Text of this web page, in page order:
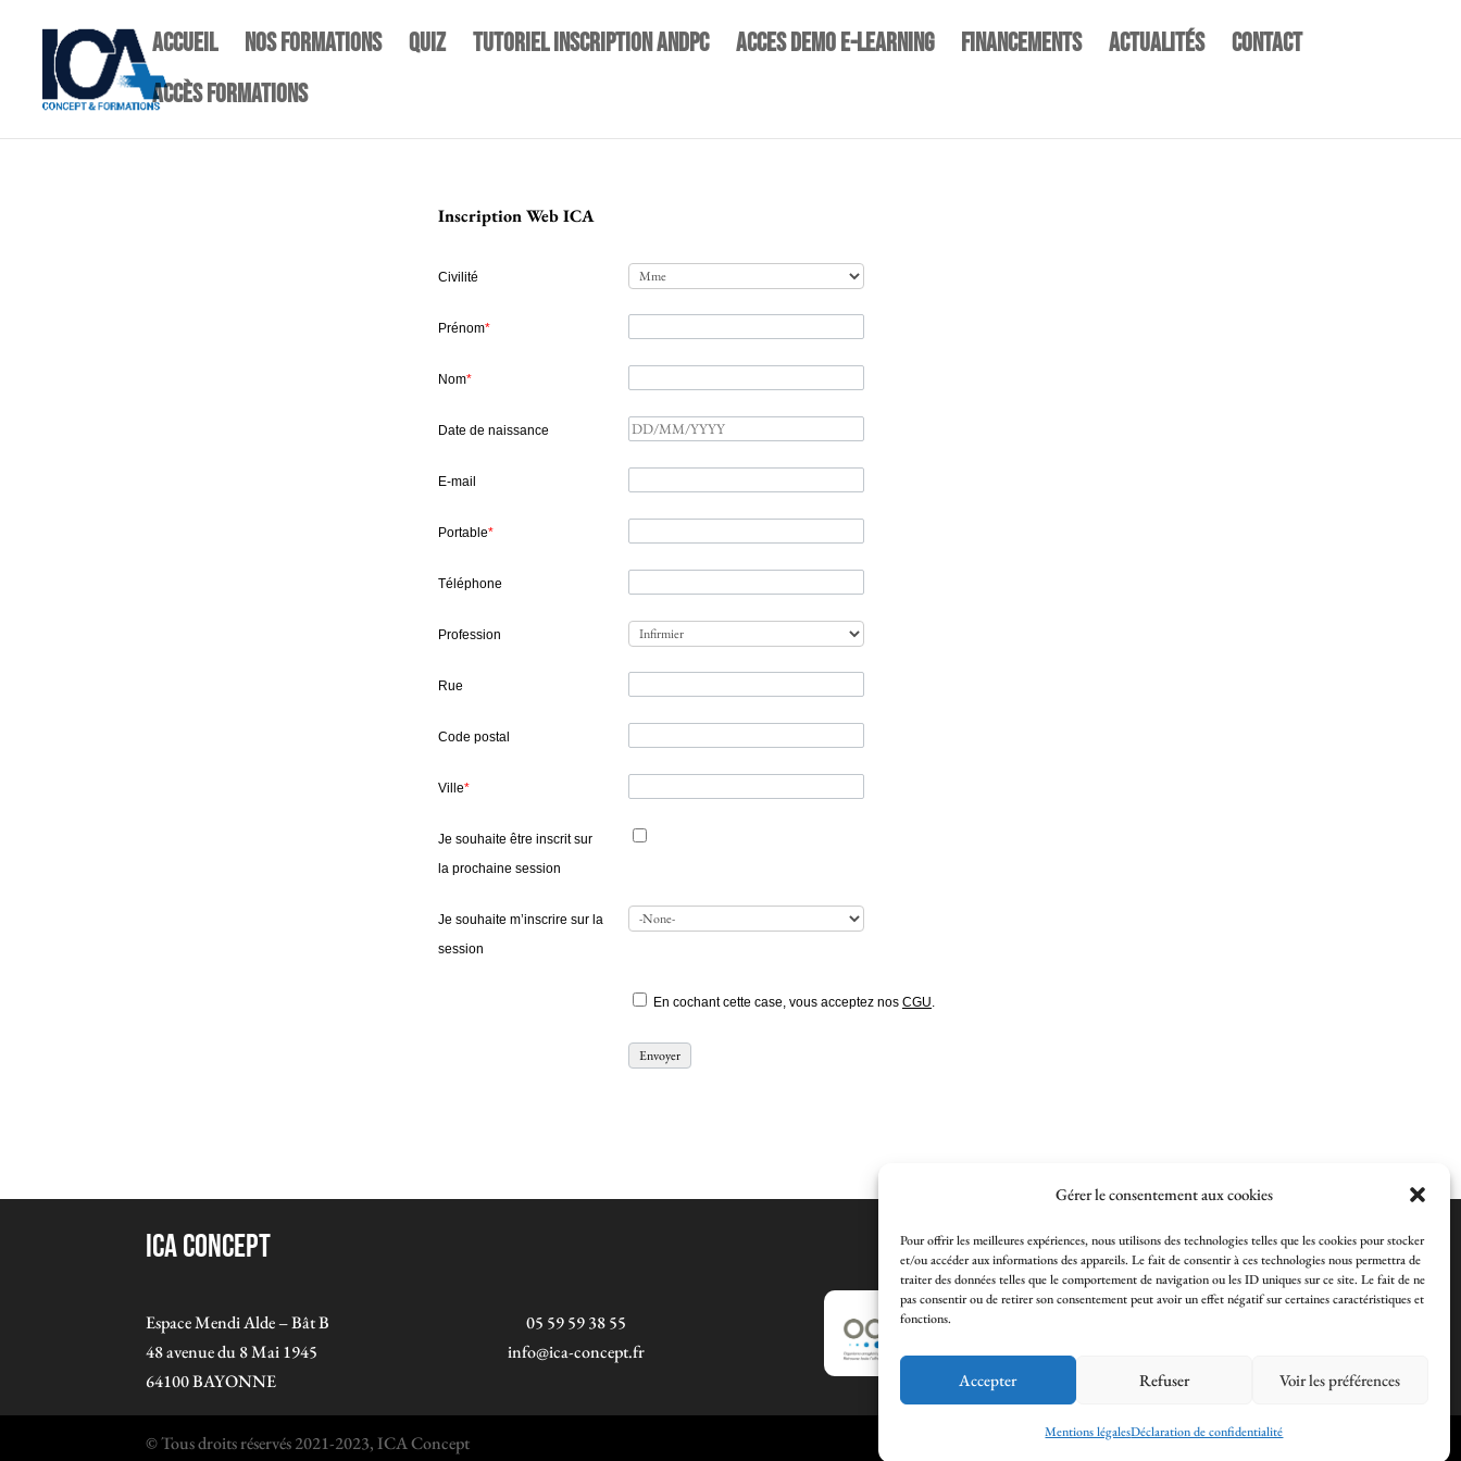
Gérer le consentement aux cookies
Pour offrir les meilleures expériences, nous utilisons des technologies telles que les cookies pour stocker
et/ou accéder aux informations des appareils. Le fait de consentir à ces technologies nous permettra de
traiter des données telles que le comportement de navigation ou les ID uniques sur ce site. Le fait de ne
pas consentir ou de retirer son consentement peut avoir un effet négatif sur certaines caractéristiques et
fonctions.
Accepter Refuser Voir les préférences
Mentions légalesDéclaration de confidentialité
Accueil NOS FORMATIONS quiz TUTORIEL INSCRIPTION ANDPC ACCES DEMO E-LEARNING Financements Actualités
Contact
Accès Formations
Inscription Web ICA
Civilité
Prénom*
Nom*
Date de naissance
E-mail
Portable*
Téléphone
Profession
Rue
Code postal
Ville*
Je souhaite être inscrit sur
la prochaine session
Je souhaite m’inscrire sur la
session
En cochant cette case, vous acceptez nos CGU
ICA Concept
Espace Mendi Alde – Bât B
48 avenue du 8 Mai 1945
64100 BAYONNE
05 59 59 38 55
info@ica-concept.fr
© Tous droits réservés 2021-2023, ICA Concept